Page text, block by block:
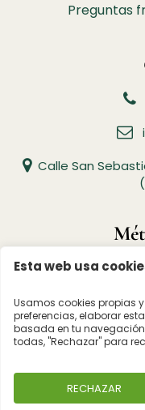
Esta web usa
Usamos cookies propias
preferencias, elaborar
basada en tu
todas, "Rechazar" para
RECHAZAR
Preguntas
Calle San
© 2026 lolo's
Aviso Legal|Política